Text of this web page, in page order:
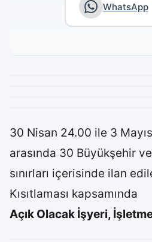
WhatsApp
30 Nisan 24.00 ile 3
arasında 30 Büyükşehir
sınırları içerisinde ilan
Kısıtlaması kapsamında
Açık Olacak İşyeri,